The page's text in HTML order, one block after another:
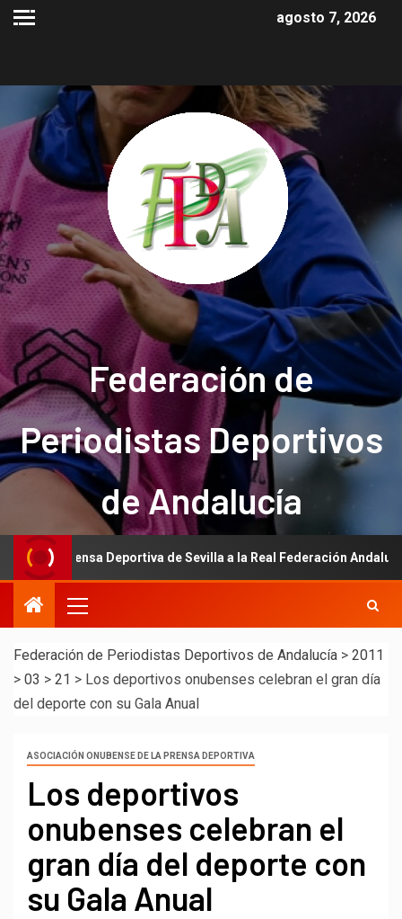
agosto 7, 2026
Federación de
Periodistas Deportivos
de Andalucía
Deportiva de Sevilla a la Real Federación Andaluza de
Federación de Periodistas Deportivos de Andalucía > 2011
> 03 > 21 > Los deportivos onubenses celebran el gran día
del deporte con su Gala Anual
ASOCIACIÓN ONUBENSE DE LA PRENSA DEPORTIVA
Los deportivos
onubenses celebran el
gran día del deporte con
su Gala Anual